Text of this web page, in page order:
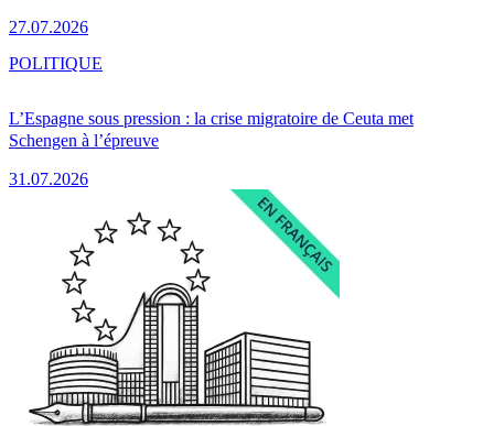
27.07.2026
L’Espagne sous pression : la crise migratoire de Ceuta met
Schengen à l’épreuve
31.07.2026
POLITIQUE